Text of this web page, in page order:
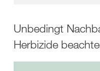
Unbedingt
Herbizide